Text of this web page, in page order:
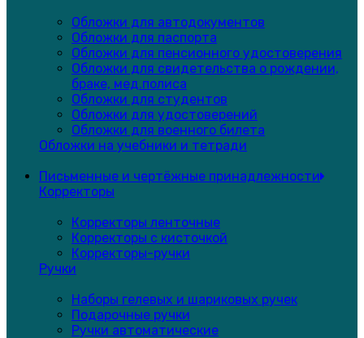
Обложки для автодокументов
Обложки для паспорта
Обложки для пенсионного удостоверения
Обложки для свидетельства о рождении,
браке, мед.полиса
Обложки для студентов
Обложки для удостоверений
Обложки для военного билета
Обложки на учебники и тетради
Письменные и чертёжные принадлежности
Корректоры
Корректоры ленточные
Корректоры с кисточкой
Корректоры-ручки
Ручки
Наборы гелевых и шариковых ручек
Подарочные ручки
Ручки автоматические